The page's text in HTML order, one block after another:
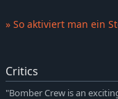
Bomber des 2.
» So aktiviert man ein
Critics
"Bomber Crew is an